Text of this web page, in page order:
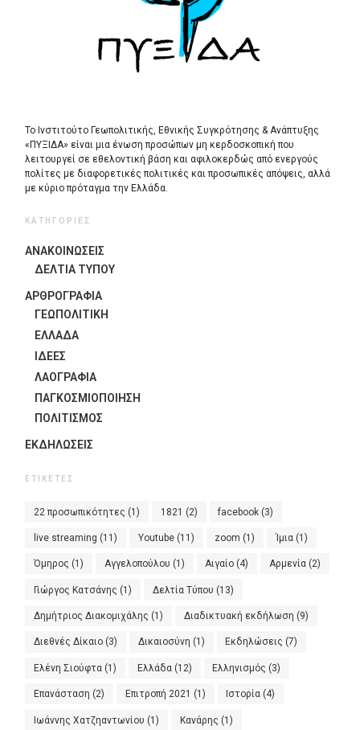
Το Ινστιτούτο Γεωπολιτικής, Εθνικής Συγκρότησης & Ανάπτυξης
«ΠΥΞΙΔΑ» είναι μια ένωση προσώπων μη κερδοσκοπική που
λειτουργεί σε εθελοντική βάση και αφιλοκερδώς από ενεργούς
πολίτες με διαφορετικές πολιτικές και προσωπικές απόψεις, αλλά
με κύριο πρόταγμα την Ελλάδα.
ΚΑΤΗΓΟΡΙΕΣ
ΑΝΑΚΟΙΝΩΣΕΙΣ
ΔΕΛΤΙΑ ΤΥΠΟΥ
ΑΡΘΡΟΓΡΑΦΙΑ
ΓΕΩΠΟΛΙΤΙΚΗ
ΕΛΛΑΔΑ
ΙΔΈΕΣ
ΛΑΟΓΡΑΦΊΑ
ΠΑΓΚΟΣΜΙΟΠΟΊΗΣΗ
ΠΟΛΙΤΙΣΜΟΣ
ΕΚΔΗΛΏΣΕΙΣ
ΕΤΙΚΈΤΕΣ
22 προσωπικότητες (1) 1821 (2) facebook (3)
live streaming (11) Youtube(11) zoom (1) Ίμια(1)
Όμηρος (1) Αγγελοπούλου (1) Αιγαίο (4) Αρμενία(2)
Γιώργος Κατσάνης (1) Δελτία Τύπου (13)
Δημήτριος Διακομιχάλης (1) Διαδικτυακή εκδήλωση (9)
Διεθνές Δίκαιο (3) Δικαιοσύνη (1) Εκδηλώσεις (7)
Ελένη Σιούφτα (1) Ελλάδα (12) Ελληνισμός (3)
Επανάσταση (2) Επιτροπή 2021 (1) Ιστορία (4)
Ιωάννης Χατζηαντωνίου (1) Κανάρης (1)